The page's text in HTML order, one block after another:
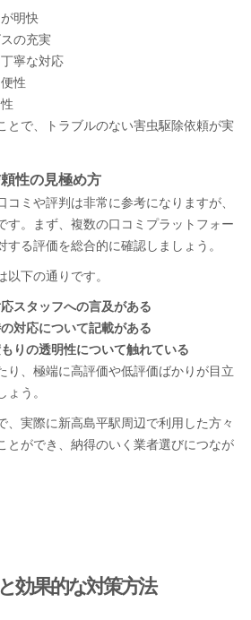
明快
の充実
寧な対応
性
とで、トラブルのない害虫駆除依頼が実
性の見極め方
ミや評判は非常に参考になりますが、
す。まず、複数の口コミプラットフォー
る評価を総合的に確認しましょう。
下の通りです。
スタッフへの言及がある
対応について記載がある
りの透明性について触れている
り、極端に高評価や低評価ばかりが目立
う。
、実際に新高島平駅周辺で利用した方々
とができ、納得のいく業者選びにつなが
効果的な対策方法